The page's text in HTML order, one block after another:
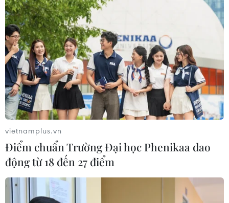
vietnamplus.vn
Điểm chuẩn Trường Đại học Phenikaa dao
động từ 18 đến 27 điểm